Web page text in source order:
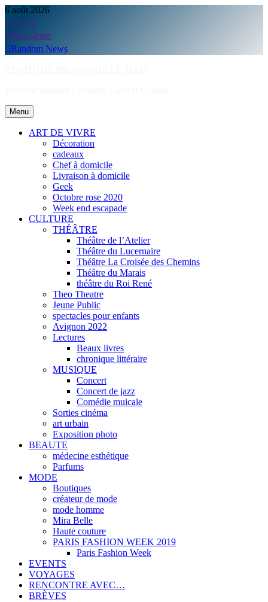
Skip
to
content
6 août 2026
Newsletter
Random News
Menu
ART DE VIVRE
Décoration
cadeaux
Chef à domicile
Livraison à domicile
Geek
Octobre rose 2020
Week end escapade
CULTURE
THÉÂTRE
Théâtre de l’Atelier
Théâtre du Lucernaire
Théâtre La Croisée des Chemins
Théâtre du Marais
théâtre du Roi René
Theo Theatre
Jeune Public
spectacles pour enfants
Avignon 2022
Lectures
Beaux livres
chronique littéraire
MUSIQUE
Concert
Concert de jazz
Comédie muicale
Sorties cinéma
art urbain
Exposition photo
BEAUTE
médecine esthétique
Parfums
MODE
Boutiques
créateur de mode
mode homme
Mira Belle
Haute couture
PARIS FASHION WEEK 2019
Paris Fashion Week
EVENTS
VOYAGES
RENCONTRE AVEC…
BRÈVES